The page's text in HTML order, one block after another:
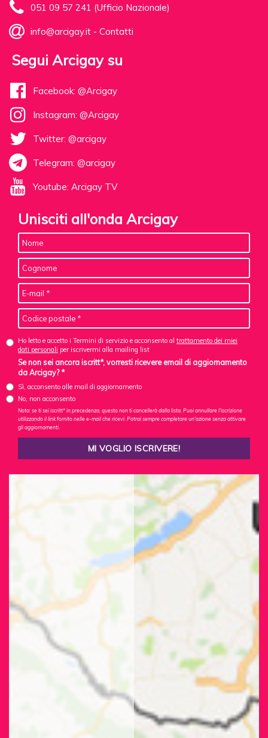
051 09 57 241 (Ufficio Nazionale)
info@arcigay.it - Contatti
Segui Arcigay su
Facebook: @Arcigay
Instagram: @Arcigay
Twitter: @arcigay
Telegram: @arcigay
Youtube: Arcigay TV
Unisciti all'onda Arcigay
Ho letto e accetto i Termini di servizio e acconsento al trattamento dei miei
dati personali per iscrivermi alla mailing list
Se non sei ancora iscritt*, vorresti ricevere email di aggiornamento
da Arcigay? *
Sì, acconsento alle mail di aggiornamento
No, non acconsento
Nota: se ti sei iscritt* in precedenza, questo non ti cancellerà dalla lista. Puoi annullare l'iscrizione
utilizzando il link fornito nelle e-mail che ricevi. Potrai sempre completare un'azione senza attivare
gli aggiornamenti.